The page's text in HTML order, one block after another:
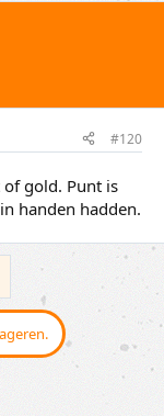
#120
gold. Punt is
handen hadden.